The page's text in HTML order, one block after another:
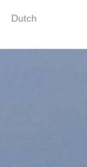
Dutch